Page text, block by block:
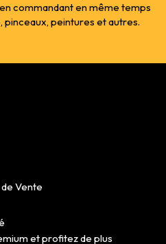
commandant en même temps
pinceaux, peintures et autres.
Vente
et profitez de plus